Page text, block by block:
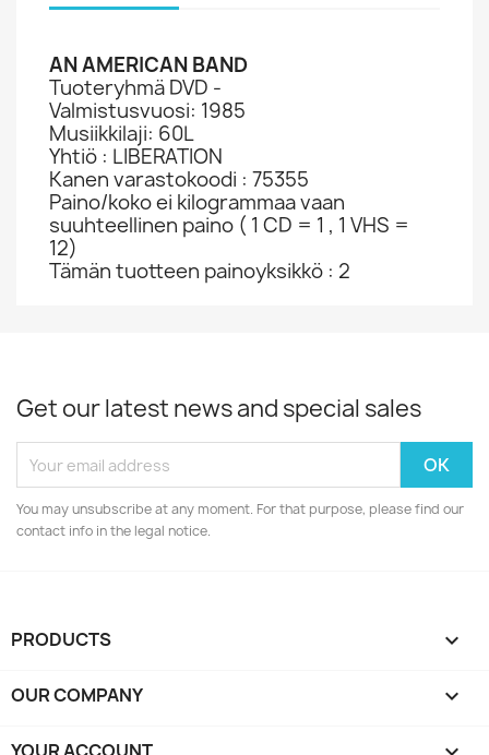
AN AMERICAN BAND
Tuoteryhmä DVD -
Valmistusvuosi: 1985
Musiikkilaji: 60L
Yhtiö : LIBERATION
Kanen varastokoodi : 75355
Paino/koko ei kilogrammaa vaan
suuhteellinen paino ( 1 CD = 1 , 1 VHS =
12)
Tämän tuotteen painoyksikkö : 2
Get our latest news and special sales
You may unsubscribe at any moment. For that purpose, please find our
contact info in the legal notice.
PRODUCTS 
OUR COMPANY 